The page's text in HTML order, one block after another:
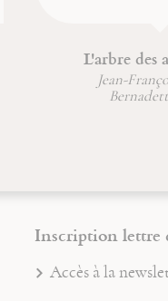
L'arbre des
Jean-François
Bernadette Main
Inscription
Accès à la